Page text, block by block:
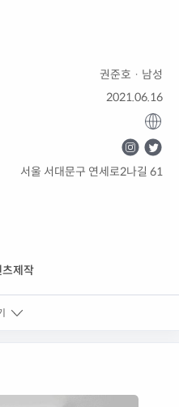
권준호 · 남성
2021.06.16
서울 서대문구 연세로2나길 61
제작